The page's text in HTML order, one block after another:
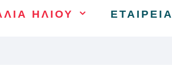
ΗΛΙΟΥ ΕΤΑΙΡΕΊΑ